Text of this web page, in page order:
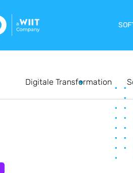
Digitale Transformation